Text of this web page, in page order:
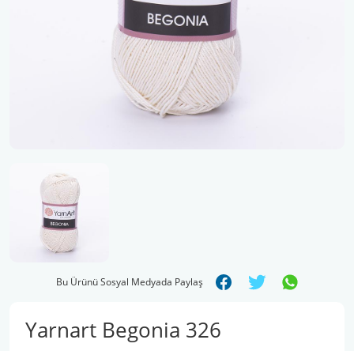
Bu Ürünü Sosyal Medyada Paylaş
Yarnart Begonia 326